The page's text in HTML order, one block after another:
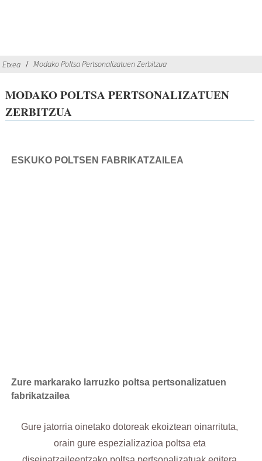
Etxea Modako Poltsa Pertsonalizatuen Zerbitzua
MODAKO POLTSA PERTSONALIZATUEN
ZERBITZUA
ESKUKO POLTSEN FABRIKATZAILEA
Zure markarako larruzko poltsa pertsonalizatuen
fabrikatzailea
Gure jatorria oinetako dotoreak ekoiztean oinarrituta,
orain gure espezializazioa poltsa eta